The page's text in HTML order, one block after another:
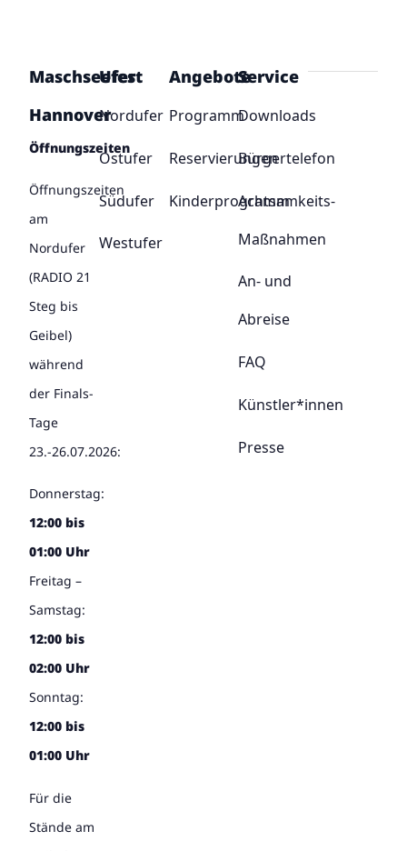
Maschseefest
Hannover
Öffnungszeiten
Öffnungszeiten
am
Nordufer
(RADIO 21
Steg bis
Geibel)
während
der Finals-
Tage
23.-26.07.2026:
Donnerstag:
12:00 bis
01:00 Uhr
Freitag –
Samstag:
12:00 bis
02:00 Uhr
Sonntag:
12:00 bis
01:00 Uhr
Für die
Stände am
Ufer
Nordufer
Ostufer
Südufer
Westufer
Angebote
Programm
Reservierungen
Kinderprogramm
Service
Downloads
Bürgertelefon
Achtsamkeits-
Maßnahmen
An- und
Abreise
FAQ
Künstler*innen
Presse